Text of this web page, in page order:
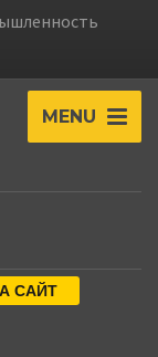
MENU
САЙТ